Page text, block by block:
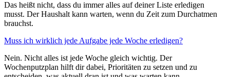
Das heißt nicht, dass du immer alles auf deiner Liste erledigen
musst. Der Haushalt kann warten, wenn du Zeit zum Durchatmen
brauchst.
Muss ich wirklich jede Aufgabe jede Woche erledigen?
Nein. Nicht alles ist jede Woche gleich wichtig. Der
Wochenputzplan hilft dir dabei, Prioritäten zu setzen und zu